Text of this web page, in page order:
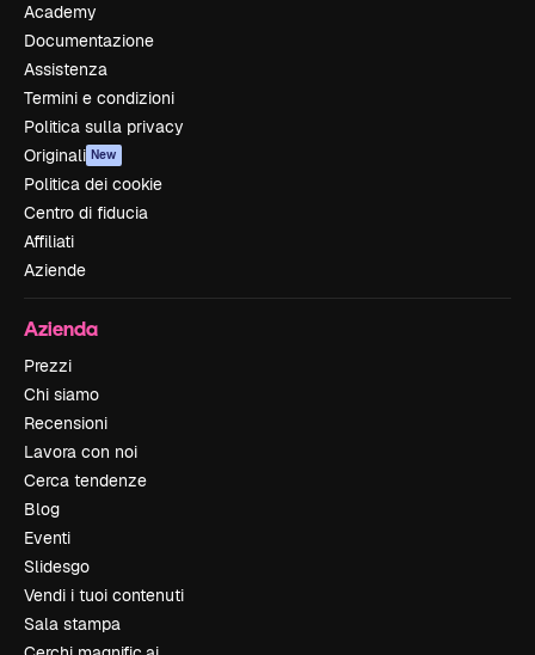
Academy
Documentazione
Assistenza
Termini e condizioni
Politica sulla privacy
Originali New
Politica dei cookie
Centro di fiducia
Affiliati
Aziende
Azienda
Prezzi
Chi siamo
Recensioni
Lavora con noi
Cerca tendenze
Blog
Eventi
Slidesgo
Vendi i tuoi contenuti
Sala stampa